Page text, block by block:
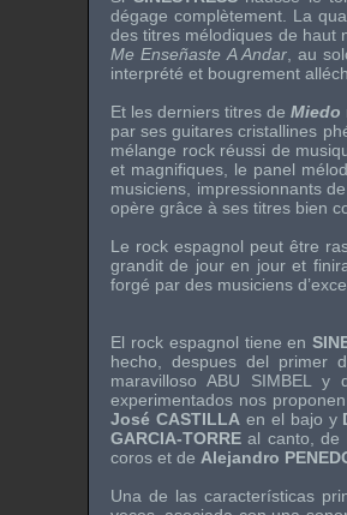
dégage complètement. La
des titres mélodiques de haut
Me Enseñaste A Andar, au
interprété et bougrement
Et les derniers titres deMiedo
par ses guitares cristallines
mélange rockréussi de
et magnifiques, le panel
musiciens, impressionnants
opère grâce à ses titres bien
Le rockespagnol peut être
grandit de jour en jour et
forgé par des musiciens
El rock espagnol tiene en
hecho, despues del primer
maravilloso ABU SIMBEL y
experimentados nos
José CASTILLA en el bajo y
GARCIA-TORRE al canto, de
coros et de Alejandro
Una de las características